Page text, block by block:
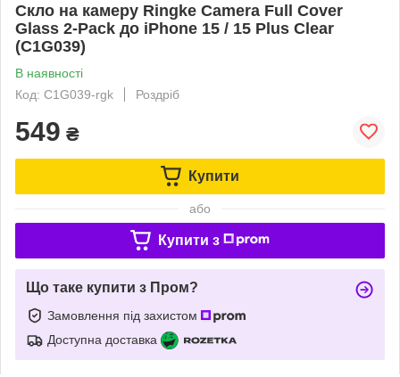
Скло на камеру Ringke Camera Full Cover
Glass 2-Pack до iPhone 15 / 15 Plus Clear
(C1G039)
В наявності
Код: C1G039-rgk
Роздріб
549 ₴
Купити
або
Купити з
Що таке купити з Пром?
Замовлення під захистом
Доступна доставка